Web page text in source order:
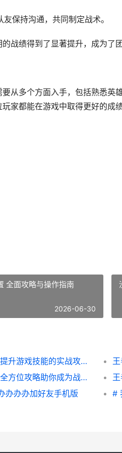
保持沟通，共同制定战术。
战绩得到了显著提升，成为了
从多个方面入手，包括熟悉英
家都能在游戏中取得更好的成
全面攻略与操作指南
2026-06-30
王者荣耀如何训练强度 提升游戏技能的实战攻略解析
王者荣耀如何观战对方 全方位攻略助你成为战场观察家
办办办加好友手机版
#